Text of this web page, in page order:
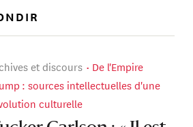
et discours
De l'Empire
: sources intellectuelles d'une
culturelle